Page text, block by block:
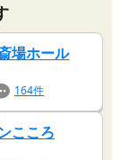
場ホール
164件
こころ